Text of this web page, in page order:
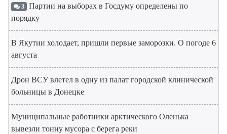
3 Партии на выборах в Госдуму определены по
порядку
В Якутии холодает, пришли первые заморозки. О погоде 6
августа
Дрон ВСУ влетел в одну из палат городской клинической
больницы в Донецке
Муниципальные работники арктического Оленька
вывезли тонну мусора с берега реки